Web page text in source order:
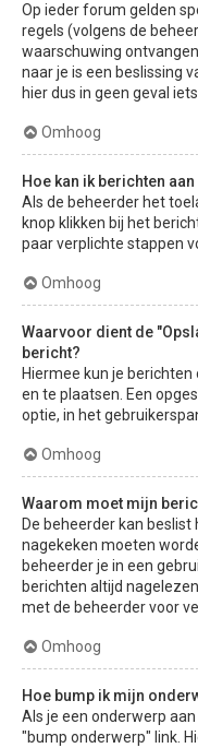
Op ieder forum gelden
regels (volgens de
waarschuwing
naar je is een beslissing
hier dus in geen geval
Omhoog
Hoe kan ik berichten
Als de beheerder het
knop klikken bij het
paar verplichte stappen
Omhoog
Waarvoor dient de
bericht?
Hiermee kun je
en te plaatsen. Een
optie, in het
Omhoog
Waarom moet mijn
De beheerder kan
nagekeken moeten
beheerder je in een
berichten altijd
met de beheerder voor
Omhoog
Hoe bump ik mijn
Als je een onderwerp
"bump onderwerp" link.